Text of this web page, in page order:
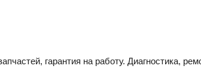
гарантия на работу. Диагностика,